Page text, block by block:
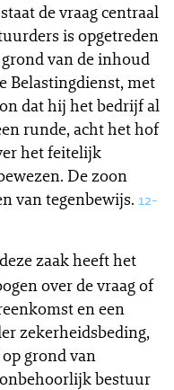
de vraag centraal
is opgetreden
van de inhoud
Belastingdienst, met
dat hij het bedrijf al
runde, acht het hof
het feitelijk
De zoon
van tegenbewijs. 12-
zaak heeft het
over de vraag of
en een
zekerheidsbeding,
grond van
bestuur